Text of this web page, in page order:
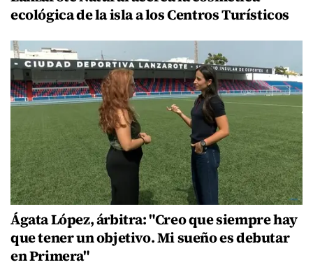
ecológica de la isla a los Centros Turísticos
Ágata López, árbitra: "Creo que siempre hay
que tener un objetivo. Mi sueño es debutar
en Primera"